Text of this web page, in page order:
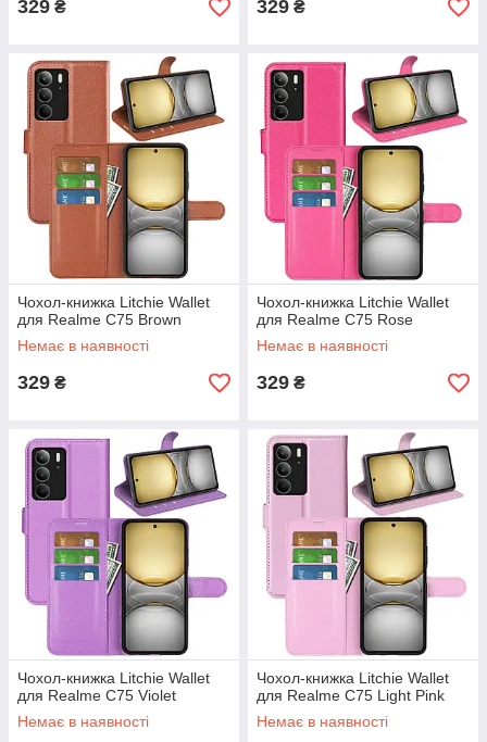
329 ₴ 329 ₴
Чохол-книжка Litchie Wallet
для Realme C75 Brown
Немає в наявності
329 ₴
Чохол-книжка Litchie Wallet
для Realme C75 Rose
Немає в наявності
329 ₴
Чохол-книжка Litchie Wallet
для Realme C75 Violet
Немає в наявності
Чохол-книжка Litchie Wallet
для Realme C75 Light Pink
Немає в наявності